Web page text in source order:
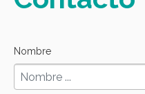
Nombre